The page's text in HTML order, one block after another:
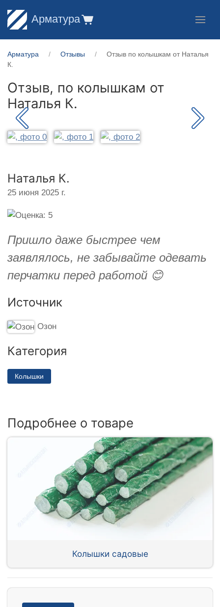
Арматура
Арматура Отзывы
Отзыв по колышкам от Наталья
К.
Отзыв, по колышкам от
Наталья К.
Наталья К.
25 июня 2025 г.
Пришло даже быстрее чем
заявлялось, не забывайте одевать
перчатки перед работой 😊
Источник
Озон
Категория
Колышки
Подробнее о товаре
Колышки садовые